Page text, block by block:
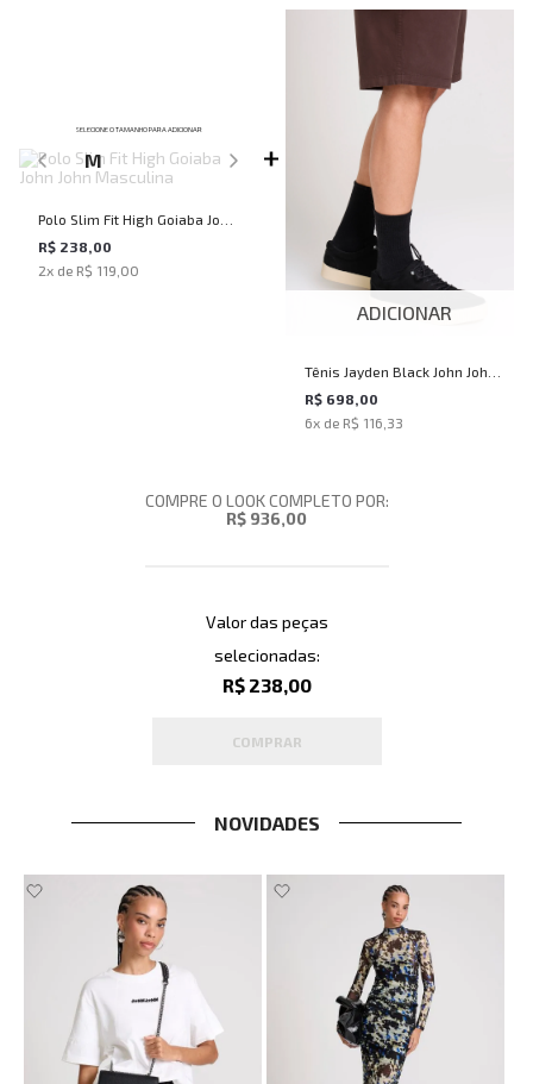
SELECIONE O TAMANHO PARA ADICIONAR
M
Polo Slim Fit High Goiaba John
John Masculina
R$ 238,00
2x de R$ 119,00
ADICIONAR
Tênis Jayden Black John John
Masculino
R$ 698,00
6x de R$ 116,33
COMPRE O LOOK COMPLETO POR:
R$ 936,00
Valor das peças
selecionadas:
R$ 238,00
COMPRAR
NOVIDADES